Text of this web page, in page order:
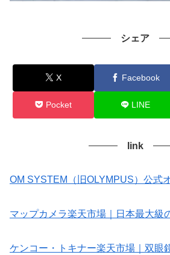
シェア
X Facebook
Pocket LINE
link
OM SYSTEM（旧OLYMPUS）公式
マップカメラ楽天市場｜日本最大級
ケンコー・トキナー楽天市場｜双眼